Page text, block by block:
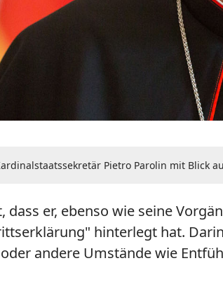
Pietro Parolin mit Blick
er, ebenso wie seine
hinterlegt hat.
andere Umstände wie